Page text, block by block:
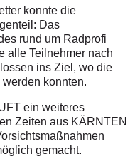
konnte die
Das
rund um Radprofi
alle Teilnehmer nach
ins Ziel, wo die
konnten.
ein weiteres
Zeiten aus KÄRNTEN
gemacht.